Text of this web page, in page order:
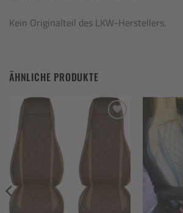
Kein Originalteil des LKW-Herstellers.
ÄHNLICHE PRODUKTE
wishlist